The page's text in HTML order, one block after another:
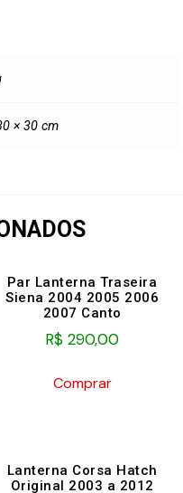
× 30 cm
Par Lanterna Traseira
Siena 2004 2005 2006
2007 Canto
R$ 290,00
Comprar
Lanterna Corsa Hatch
Original 2003 a 2012